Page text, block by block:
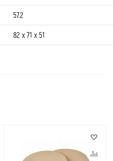
57.2
82 х 71 х 51